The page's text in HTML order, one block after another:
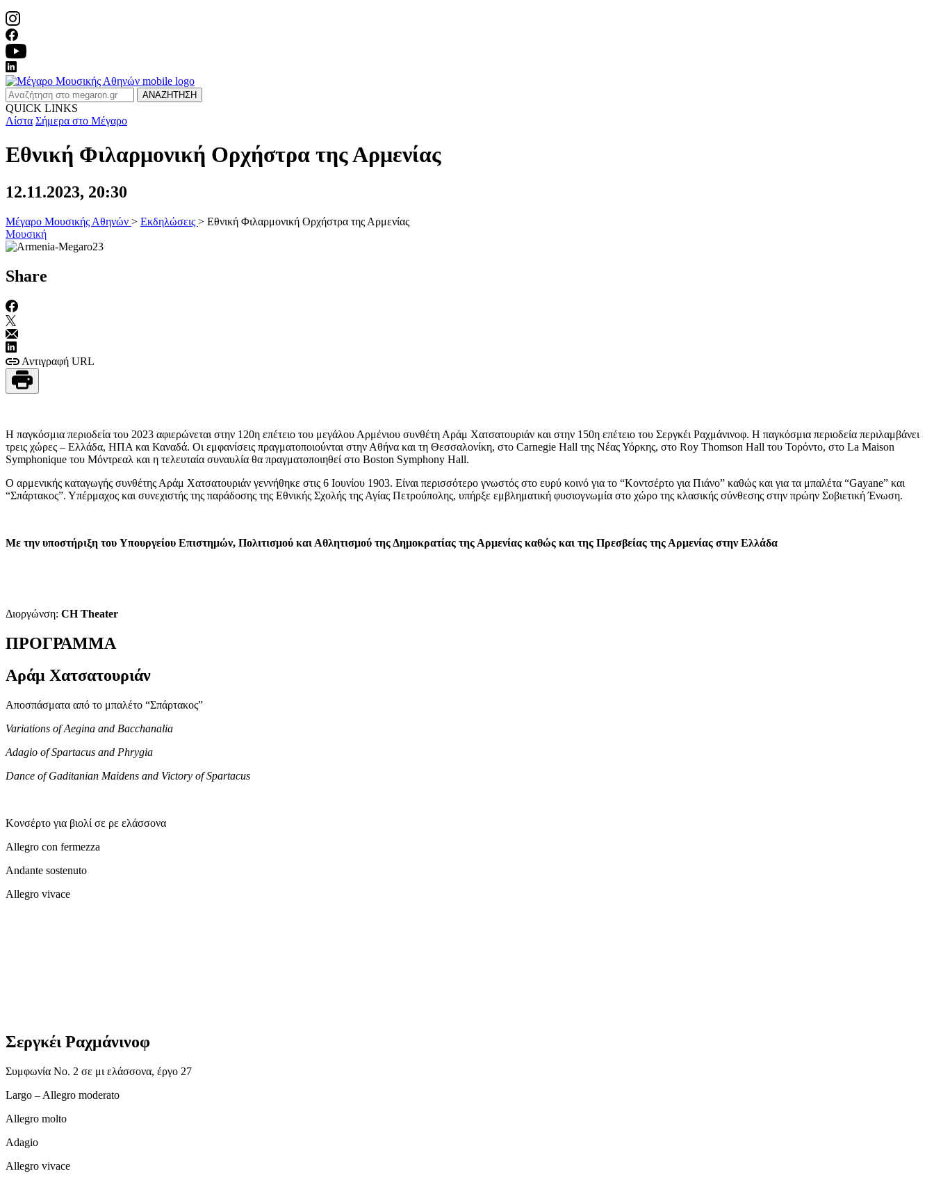
ΑΝΑΖΗΤΗΣΗ
QUICK LINKS
Λίστα Σήμερα στο Μέγαρο
Εθνική Φιλαρμονική Ορχήστρα της Αρμενίας
12.11.2023, 20:30
Μέγαρο Μουσικής Αθηνών > Εκδηλώσεις > Εθνική Φιλαρμονική Ορχήστρα της Αρμενίας
Μουσική
Share
Αντιγραφή URL
Η παγκόσμια περιοδεία του 2023 αφιερώνεται στην 120η επέτειο του μεγάλου Αρμένιου συνθέτη Αράμ Χατσατουριάν και στην 150η επέτειο του Σεργκέι Ραχμάνινοφ. Η παγκόσμια περιοδεία περιλαμβάνει
τρεις χώρες – Ελλάδα, ΗΠΑ και Καναδά. Οι εμφανίσεις πραγματοποιούνται στην Αθήνα και τη Θεσσαλονίκη, στο Carnegie Hall της Νέας Υόρκης, στο Roy Thomson Hall του Τορόντο, στο La Maison
Symphonique του Μόντρεαλ και η τελευταία συναυλία θα πραγματοποιηθεί στο Boston Symphony Hall.
Ο αρμενικής καταγωγής συνθέτης Αράμ Χατσατουριάν γεννήθηκε στις 6 Ιουνίου 1903. Είναι περισσότερο γνωστός στο ευρύ κοινό για το “Κοντσέρτο για Πιάνο” καθώς και για τα μπαλέτα “Gayane” και
“Σπάρτακος”. Υπέρμαχος και συνεχιστής της παράδοσης της Εθνικής Σχολής της Αγίας Πετρούπολης, υπήρξε εμβληματική φυσιογνωμία στο χώρο της κλασικής σύνθεσης στην πρώην Σοβιετική Ένωση.
Με την υποστήριξη του Υπουργείου Επιστημών, Πολιτισμού και Αθλητισμού της Δημοκρατίας της Αρμενίας καθώς και της Πρεσβείας της Αρμενίας στην Ελλάδα
Διοργώνση: CH Theater
ΠΡΟΓΡΑΜΜΑ
Αράμ Χατσατουριάν
Αποσπάσματα από το μπαλέτο “Σπάρτακος”
Variations of Aegina and Bacchanalia
Adagio of Spartacus and Phrygia
Dance of Gaditanian Maidens and Victory of Spartacus
Κονσέρτο για βιολί σε ρε ελάσσονα
Allegro con fermezza
Andante sostenuto
Allegro vivace
Σεργκέι Ραχμάνινοφ
Συμφωνία Νο. 2 σε μι ελάσσονα, έργο 27
Largo – Allegro moderato
Allegro molto
Adagio
Allegro vivace